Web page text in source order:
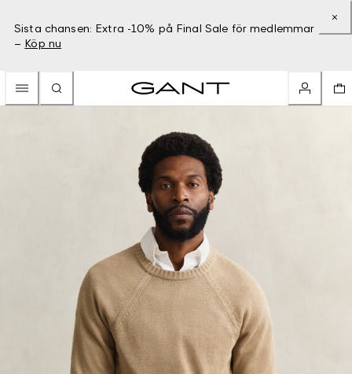
Sista chansen: Extra -10% på Final Sale för medlemmar
– Köp nu